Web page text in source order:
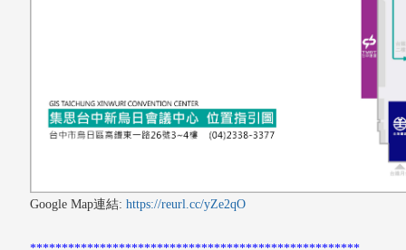
Google Map連結: https://reurl.cc/yZe2qO